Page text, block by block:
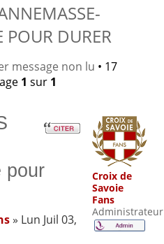
POUR DURER
message non lu • 17
1 sur 1
pour
» Lun Juil 03,
Croix de
Savoie
Fans
Administrateur